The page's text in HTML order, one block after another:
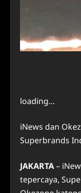
loading…
iNews dan
Superbrands
JAKARTA–
tepercaya,